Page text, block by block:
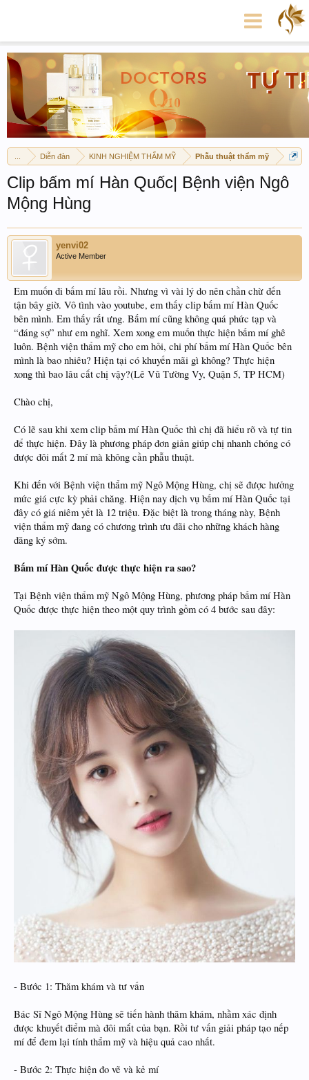
Diễn đàn KINH NGHIỆM THẨM MỸ Phẫu thuật thẩm mỹ
Clip bấm mí Hàn Quốc| Bệnh viện Ngô
Mộng Hùng
yenvi02
Active Member
Em muốn đi bấm mí lâu rồi. Nhưng vì vài lý do nên chần chừ đến
tận bây giờ. Vô tình vào youtube, em thấy clip bấm mí Hàn Quốc
bên mình. Em thấy rất ưng. Bấm mí cũng không quá phức tạp và
“đáng sợ” như em nghĩ. Xem xong em muốn thực hiện bấm mí ghê
luôn. Bệnh viện thẩm mỹ cho em hỏi, chi phí bấm mí Hàn Quốc bên
mình là bao nhiêu? Hiện tại có khuyến mãi gì không? Thực hiện
xong thì bao lâu cắt chị vậy?(Lê Vũ Tường Vy, Quận 5, TP HCM)
Chào chị,
Có lẽ sau khi xem clip bấm mí Hàn Quốc thì chị đã hiểu rõ và tự tin
để thực hiện. Đây là phương pháp đơn giản giúp chị nhanh chóng có
được đôi mắt 2 mí mà không cần phẫu thuật.
Khi đến với Bệnh viện thẩm mỹ Ngô Mộng Hùng, chị sẽ được hưởng
mức giá cực kỳ phải chăng. Hiện nay dịch vụ bấm mí Hàn Quốc tại
đây có giá niêm yết là 12 triệu. Đặc biệt là trong tháng này, Bệnh
viện thẩm mỹ đang có chương trình ưu đãi cho những khách hàng
đăng ký sớm.
Bấm mí Hàn Quốc được thực hiện ra sao?
Tại Bệnh viện thẩm mỹ Ngô Mộng Hùng, phương pháp bấm mí Hàn
Quốc được thực hiện theo một quy trình gồm có 4 bước sau đây:
- Bước 1: Thăm khám và tư vấn
Bác Sĩ Ngô Mộng Hùng sẽ tiến hành thăm khám, nhằm xác định
được khuyết điểm mà đôi mắt của bạn. Rồi tư vấn giải pháp tạo nếp
mí để đem lại tính thẩm mỹ và hiệu quả cao nhất.
- Bước 2: Thực hiện đo vẽ và kẻ mí